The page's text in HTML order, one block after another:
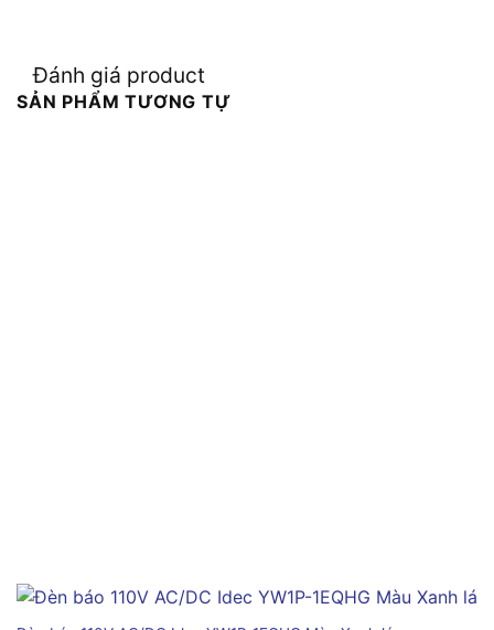
Đánh giá product
SẢN PHẨM TƯƠNG TỰ